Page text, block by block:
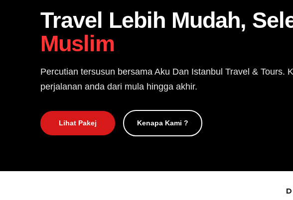
Travel Lebih Mudah,
Muslim
Percutian tersusun bersama Aku Dan Istanbul Travel & Tours.
perjalanan anda dari mula hingga akhir.
Lihat Pakej Kenapa Kami ?